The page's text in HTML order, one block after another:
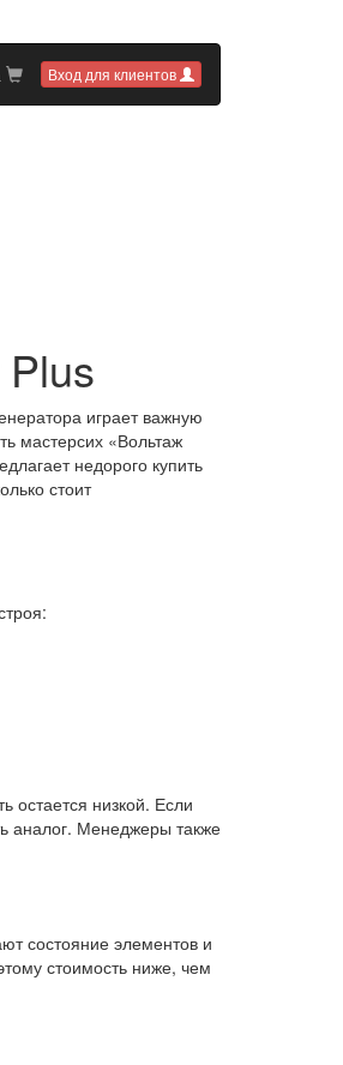
Вход для клиентов
играет важную
мастерсих «Вольтаж
недорого купить
стоит
остается низкой. Если
аналог. Менеджеры также
состояние элементов и
стоимость ниже, чем